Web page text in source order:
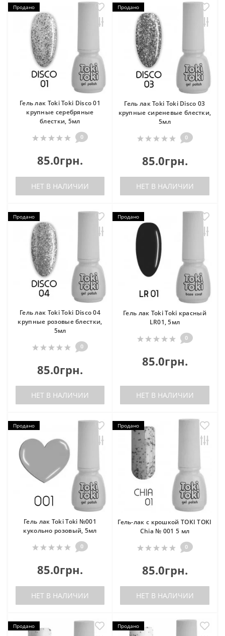
Продано
Гель лак Toki Toki Disco 01
крупные серебряные
блестки, 5мл
0
85.0грн.
НЕТ В НАЛИЧИИ
Продано
Гель лак Toki Toki Disco 03
крупные сиреневые блестки,
5мл
0
85.0грн.
НЕТ В НАЛИЧИИ
Продано
Гель лак Toki Toki Disco 04
крупные розовые блестки,
5мл
0
85.0грн.
НЕТ В НАЛИЧИИ
Продано
Гель лак Toki Toki красный
LR01, 5мл
0
85.0грн.
НЕТ В НАЛИЧИИ
Продано
Гель лак Toki Toki №001
кукольно розовый, 5мл
0
85.0грн.
НЕТ В НАЛИЧИИ
Продано
Гель-лак с крошкой TOKI TOKI
Chia № 001 5 мл
0
85.0грн.
НЕТ В НАЛИЧИИ
Продано Продано